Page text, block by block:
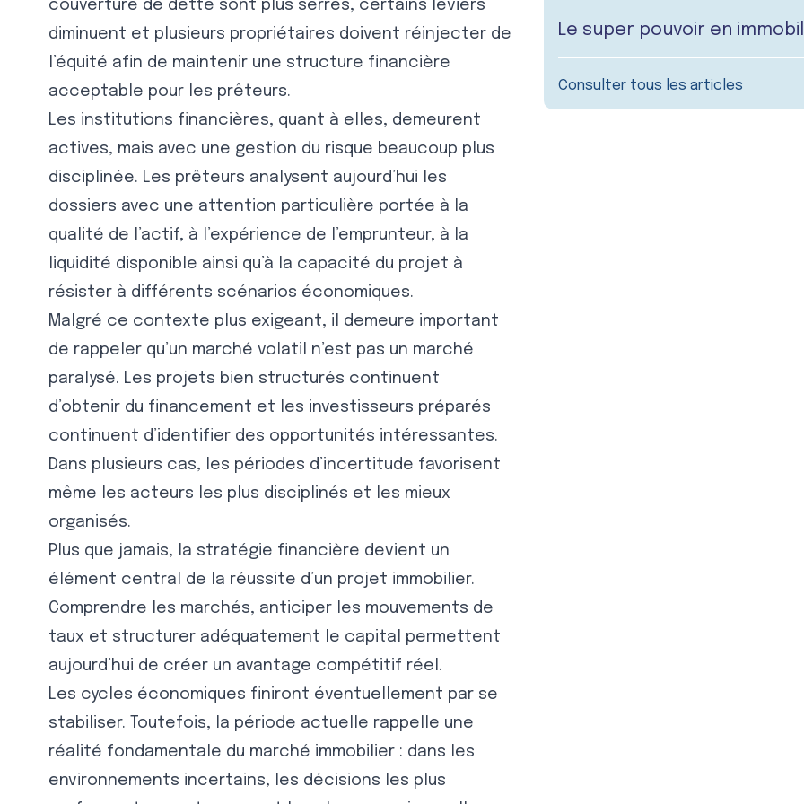
couverture de dette sont plus serrés, certains leviers
diminuent et plusieurs propriétaires doivent réinjecter de
l’équité afin de maintenir une structure financière
acceptable pour les prêteurs.
Les institutions financières, quant à elles, demeurent
actives, mais avec une gestion du risque beaucoup plus
disciplinée. Les prêteurs analysent aujourd’hui les
dossiers avec une attention particulière portée à la
qualité de l’actif, à l’expérience de l’emprunteur, à la
liquidité disponible ainsi qu’à la capacité du projet à
résister à différents scénarios économiques.
Malgré ce contexte plus exigeant, il demeure important
de rappeler qu’un marché volatil n’est pas un marché
paralysé. Les projets bien structurés continuent
d’obtenir du financement et les investisseurs préparés
continuent d’identifier des opportunités intéressantes.
Dans plusieurs cas, les périodes d’incertitude favorisent
même les acteurs les plus disciplinés et les mieux
organisés.
Plus que jamais, la stratégie financière devient un
élément central de la réussite d’un projet immobilier.
Comprendre les marchés, anticiper les mouvements de
taux et structurer adéquatement le capital permettent
aujourd’hui de créer un avantage compétitif réel.
Les cycles économiques finiront éventuellement par se
stabiliser. Toutefois, la période actuelle rappelle une
réalité fondamentale du marché immobilier : dans les
environnements incertains, les décisions les plus
Le super pouvoir en
Consulter tous les articles